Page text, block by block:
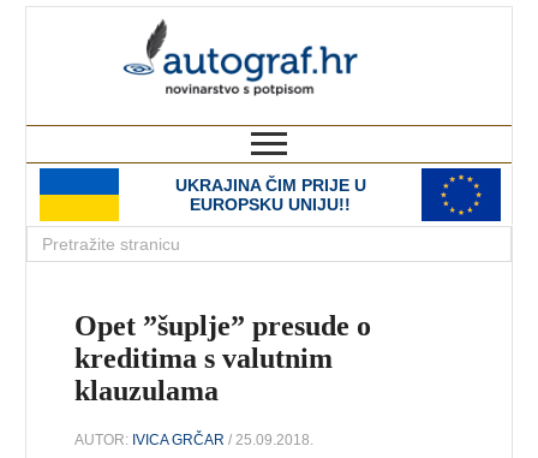
UKRAJINA ČIM PRIJE U
EUROPSKU UNIJU!!
Opet ”šuplje” presude o
kreditima s valutnim
klauzulama
AUTOR: IVICA GRČAR / 25.09.2018.